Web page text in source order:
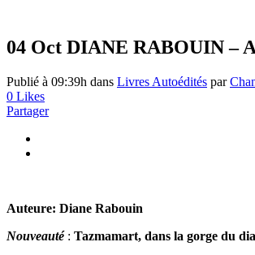
04 Oct DIANE RABOUIN –
Publié à 09:39h dans Livres Autoédités par
0 Likes
Partager
Auteure: Diane Rabouin
Nouveauté: Tazmamart, dans la gorge du